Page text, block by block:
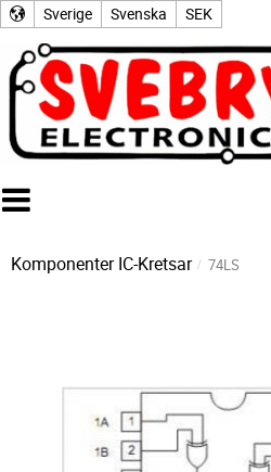
Sverige Svenska SEK
Komponenter IC-Kretsar 74LS